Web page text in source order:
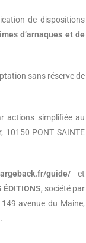
de dispositions
d’arnaques et de
sans réserve de
actions simplifiée au
PONT SAINTE
guide/ et
ÉDITIONS, société par
avenue du Maine,